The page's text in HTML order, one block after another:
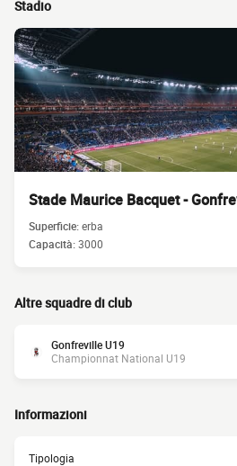
Stadio
Stade Maurice Bacquet -
Superficie:erba
Capacità:3000
Altre squadre di club
Gonfreville U19
Championnat National U19
Informazioni
Tipologia